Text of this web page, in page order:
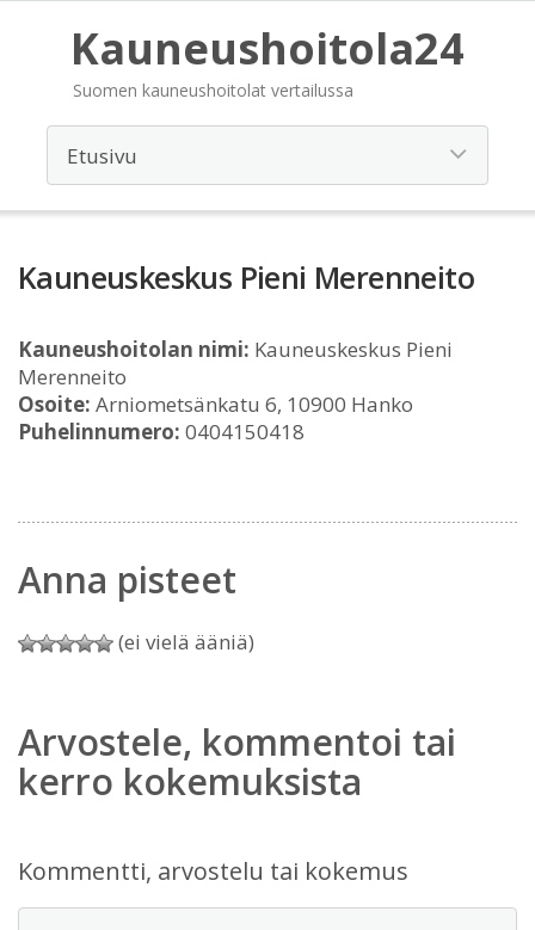
Kauneushoitola24
Suomen kauneushoitolat vertailussa
Kauneuskeskus Pieni Merenneito
Kauneushoitolan nimi: Kauneuskeskus Pieni
Merenneito
Osoite: Arniometsänkatu 6, 10900 Hanko
Puhelinnumero: 0404150418
Anna pisteet
(ei vielä ääniä)
Arvostele, kommentoi tai
kerro kokemuksista
Kommentti, arvostelu tai kokemus